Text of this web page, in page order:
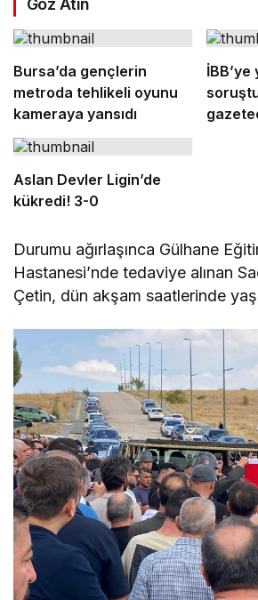
Bursa’da gençlerin
metroda tehlikeli oyunu
kameraya yansıdı
Aslan Devler Ligin’de
kükredi! 3-0
Durumu ağırlaşınca Gülhane
Hastanesi’nde tedaviye alınan
Çetin, dün akşam saatlerinde